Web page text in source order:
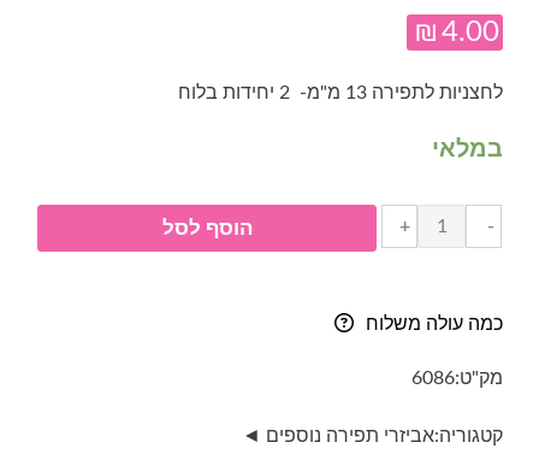
₪ 4.00
לחצניות לתפירה 13 מ"מ- 2 יחידות בלוח
במלאי
-
כמות
של
13
+ הוסף לסל
כמה עולה משלוח
מק"ט:6086
קטגוריה:אביזרי תפירה נוספים ◄